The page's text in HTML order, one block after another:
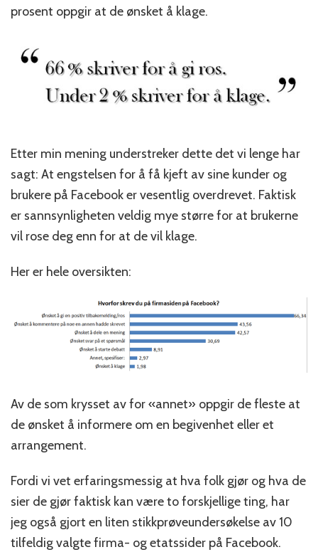
prosent oppgir at de ønsket å klage.
Etter min mening understreker dette det vi lenge har
sagt: At engstelsen for å få kjeft av sine kunder og
brukere på Facebook er vesentlig overdrevet. Faktisk
er sannsynligheten veldig mye større for at brukerne
vil rose deg enn for at de vil klage.
Her er hele oversikten:
Av de som krysset av for «annet» oppgir de fleste at
de ønsket å informere om en begivenhet eller et
arrangement.
Fordi vi vet erfaringsmessig at hva folk gjør og hva de
sier de gjør faktisk kan være to forskjellige ting, har
jeg også gjort en liten stikkprøveundersøkelse av 10
tilfeldig valgte firma- og etatssider på Facebook.